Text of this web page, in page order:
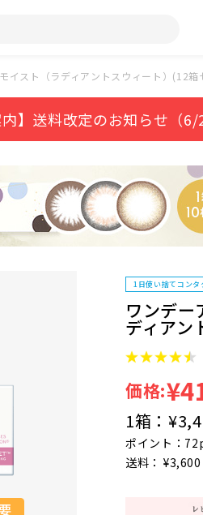
イスト（ラディアントスウィート）(12箱
内】送料改定のお知らせ（
1日使い捨てコンタ
ワンデー
ディアン
価格:
1箱：
ポイント：
送料： ¥3,600